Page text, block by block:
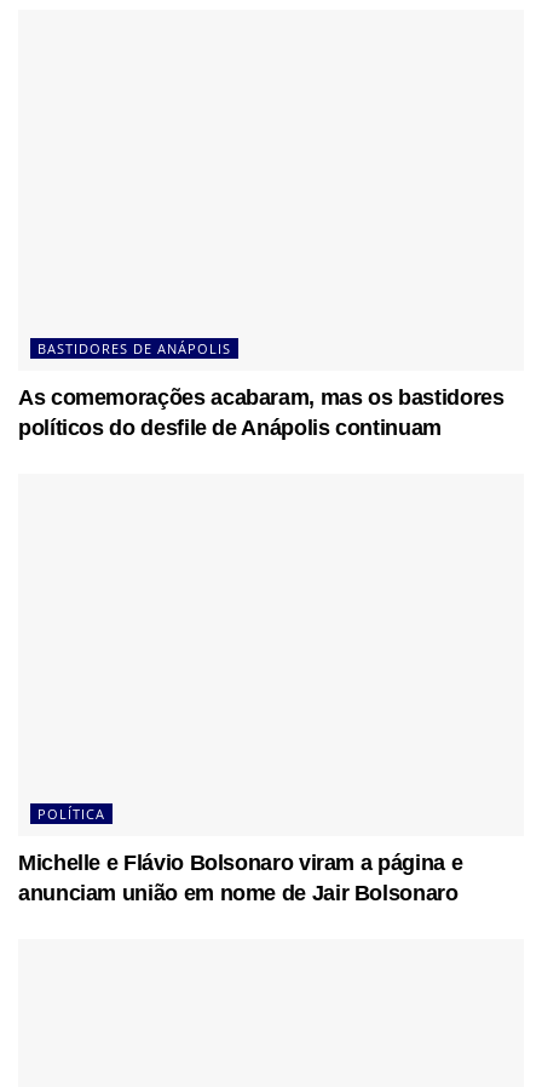
BASTIDORES DE ANÁPOLIS
As comemorações acabaram, mas os bastidores
políticos do desfile de Anápolis continuam
POLÍTICA
Michelle e Flávio Bolsonaro viram a página e
anunciam união em nome de Jair Bolsonaro